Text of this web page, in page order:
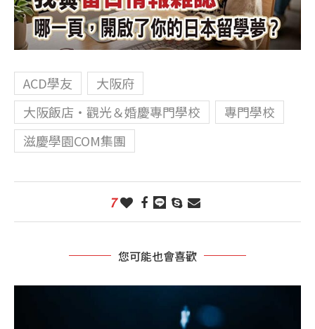
ACD學友
大阪府
大阪飯店・觀光＆婚慶專門學校
專門學校
滋慶學園COM集團
7
您可能也會喜歡